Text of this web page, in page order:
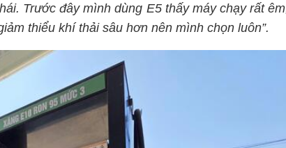
Trước đây mình dùng E5 thấy máy chạy rất
thiểu khí thải sâu hơn nên mình chọn luôn”.